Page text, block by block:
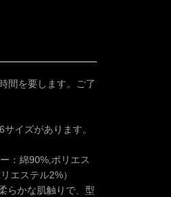
間を要します。ご了
イズがあります。
：綿90%,ポリエス
エステル2%）
らかな肌触りで、型